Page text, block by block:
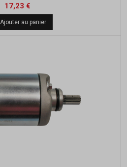
Prix
17,23 €
base
Ajouter au panier